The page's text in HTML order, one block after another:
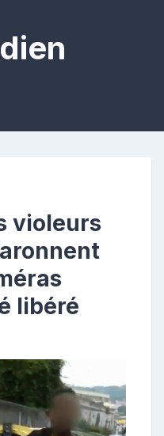
violeurs
libéré